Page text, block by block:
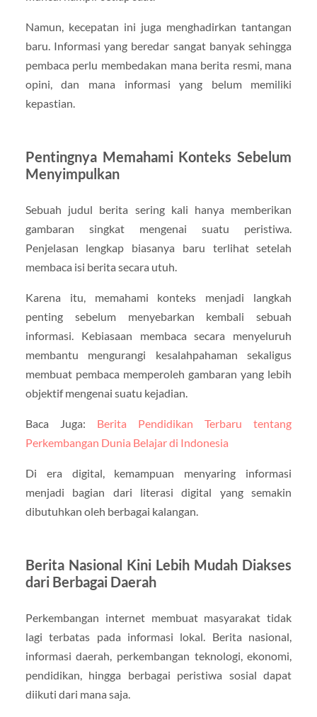
Namun, kecepatan ini juga menghadirkan tantangan
baru. Informasi yang beredar sangat banyak sehingga
pembaca perlu membedakan mana berita resmi, mana
opini, dan mana informasi yang belum memiliki
kepastian.
Pentingnya Memahami Konteks Sebelum
Menyimpulkan
Sebuah judul berita sering kali hanya memberikan
gambaran singkat mengenai suatu peristiwa.
Penjelasan lengkap biasanya baru terlihat setelah
membaca isi berita secara utuh.
Karena itu, memahami konteks menjadi langkah
penting sebelum menyebarkan kembali sebuah
informasi. Kebiasaan membaca secara menyeluruh
membantu mengurangi kesalahpahaman sekaligus
membuat pembaca memperoleh gambaran yang lebih
objektif mengenai suatu kejadian.
Baca Juga: Berita Pendidikan Terbaru tentang
Perkembangan Dunia Belajar di Indonesia
Di era digital, kemampuan menyaring informasi
menjadi bagian dari literasi digital yang semakin
dibutuhkan oleh berbagai kalangan.
Berita Nasional Kini Lebih Mudah Diakses
dari Berbagai Daerah
Perkembangan internet membuat masyarakat tidak
lagi terbatas pada informasi lokal. Berita nasional,
informasi daerah, perkembangan teknologi, ekonomi,
pendidikan, hingga berbagai peristiwa sosial dapat
diikuti dari mana saja.